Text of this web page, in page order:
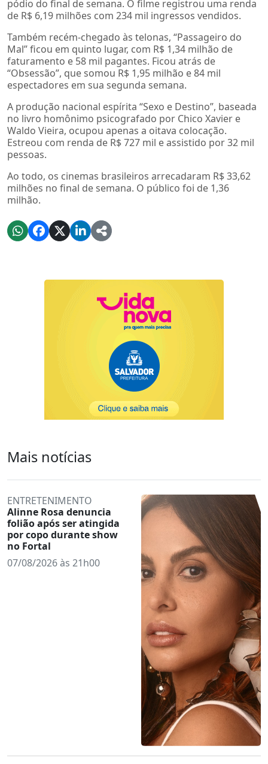
pódio do final de semana. O filme registrou uma renda
de R$ 6,19 milhões com 234 mil ingressos vendidos.
Também recém-chegado às telonas, “Passageiro do
Mal” ficou em quinto lugar, com R$ 1,34 milhão de
faturamento e 58 mil pagantes. Ficou atrás de
“Obsessão”, que somou R$ 1,95 milhão e 84 mil
espectadores em sua segunda semana.
A produção nacional espírita “Sexo e Destino”, baseada
no livro homônimo psicografado por Chico Xavier e
Waldo Vieira, ocupou apenas a oitava colocação.
Estreou com renda de R$ 727 mil e assistido por 32 mil
pessoas.
Ao todo, os cinemas brasileiros arrecadaram R$ 33,62
milhões no final de semana. O público foi de 1,36
milhão.
Mais notícias
ENTRETENIMENTO
Alinne Rosa denuncia
folião após ser atingida
por copo durante show
no Fortal
07/08/2026 às 21h00